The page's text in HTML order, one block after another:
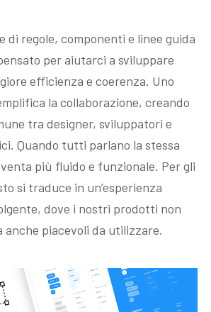
di regole, componenti e linee guida
per aiutarci a sviluppare
efficienza e coerenza. Uno
la collaborazione, creando
tra designer, sviluppatori e
Quando tutti parlano la stessa
più fluido e funzionale. Per gli
si traduce in un’esperienza
dove i nostri prodotti non
anche piacevoli da utilizzare.